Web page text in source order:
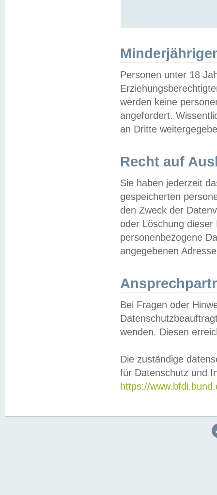
Personen unter 18
werden keine
angefordert.
an Dritte
Recht auf
Sie haben jederzeit
gespeicherten
den Zweck der
oder Löschung
personenbezogene
angegebenen
Bei Fragen oder
wenden. Diesen
Die zuständige
für Datenschutz und
https://